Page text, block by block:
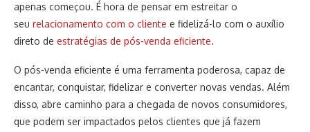
apenas começou. É hora de pensar em estreitar o
seu relacionamento com o cliente e fidelizá-lo com o auxílio
direto de estratégias de pós-venda eficiente.
O pós-venda eficiente é uma ferramenta poderosa, capaz de
encantar, conquistar, fidelizar e converter novas vendas. Além
disso, abre caminho para a chegada de novos consumidores,
que podem ser impactados pelos clientes que já fazem